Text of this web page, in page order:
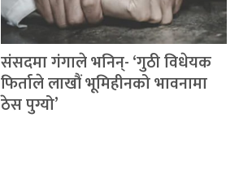
संसदमा गंगाले भनिन्- ‘गुठी विधेयक
फिर्ताले लाखौं भूमिहीनको भावनामा
ठेस पुग्यो’